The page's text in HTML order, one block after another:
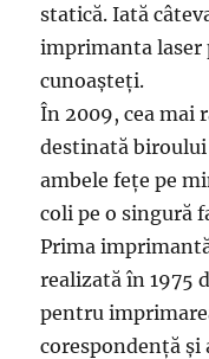
statică. Iată
imprimanta laser
cunoașteți.
În 2009, cea mai
destinată biroului
ambele fețe pe
coli pe o singură
Prima
realizată în 1975
pentru
corespondență și